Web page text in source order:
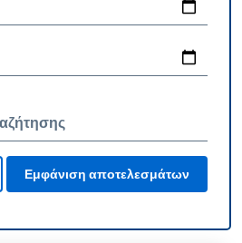
Εμφάνιση αποτελεσμάτων